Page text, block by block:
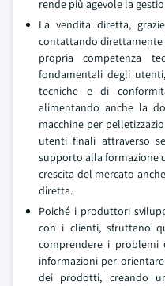
rende più agevole la
La vendita diretta,
contattando
propria competenza
fondamentali degli
tecniche e di
alimentando anche la
macchine per
utenti finali attraverso
supporto alla formazione
crescita del mercato
diretta.
Poiché i produttori
con i clienti, sfruttano
comprendere i problemi
informazioni per
dei prodotti, creando